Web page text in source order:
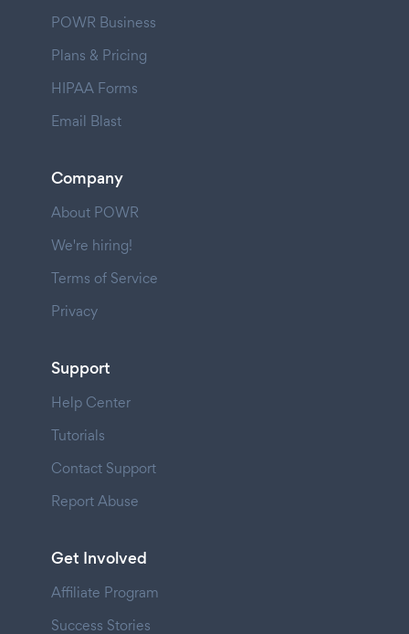
POWR Business
Plans & Pricing
HIPAA Forms
Email Blast
Company
About POWR
We're hiring!
Terms of Service
Privacy
Support
Help Center
Tutorials
Contact Support
Report Abuse
Get Involved
Affiliate Program
Success Stories